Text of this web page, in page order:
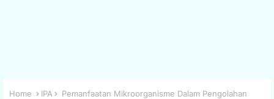
Home IPA
Pemanfaatan Mikroorganisme Dalam Pengolahan